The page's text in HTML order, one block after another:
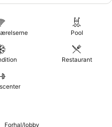
Pool
Restaurant
Forhal/lobby